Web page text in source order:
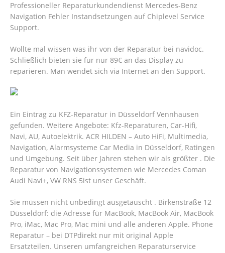
Professioneller Reparaturkundendienst Mercedes-Benz
Navigation Fehler Instandsetzungen auf Chiplevel Service
Support.
Wollte mal wissen was ihr von der Reparatur bei navidoc.
Schließlich bieten sie für nur 89€ an das Display zu
reparieren. Man wendet sich via Internet an den Support.
Ein Eintrag zu KFZ-Reparatur in Düsseldorf Vennhausen
gefunden. Weitere Angebote: Kfz-Reparaturen, Car-Hifi,
Navi, AU, Autoelektrik. ACR HILDEN – Auto HiFi, Multimedia,
Navigation, Alarmsysteme Car Media in Düsseldorf, Ratingen
und Umgebung. Seit über Jahren stehen wir als größter . Die
Reparatur von Navigationssystemen wie Mercedes Coman
Audi Navi+, VW RNS 5ist unser Geschäft.
Sie müssen nicht unbedingt ausgetauscht . Birkenstraße 12
Düsseldorf: die Adresse für MacBook, MacBook Air, MacBook
Pro, iMac, Mac Pro, Mac mini und alle anderen Apple. Phone
Reparatur – bei DTPdirekt nur mit original Apple
Ersatzteilen. Unseren umfangreichen Reparaturservice